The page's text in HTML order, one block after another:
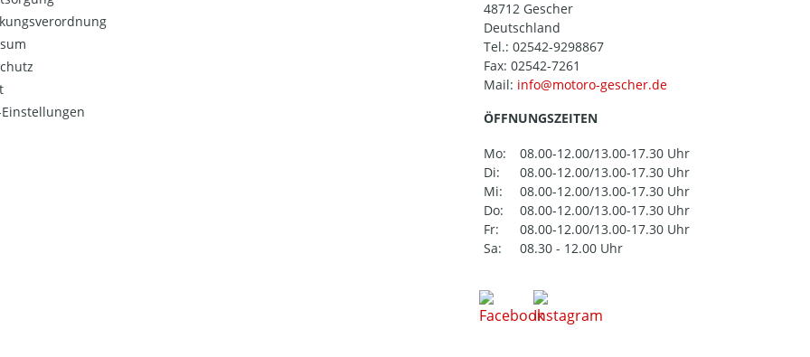
Einstellungen
48712 Gescher
Deutschland
Tel.: 02542-9298867
Fax: 02542-7261
Mail:
ÖFFNUNGSZEITEN
Mo:
08.00-12.00/13.00-17.30 Uhr
Di:
08.00-12.00/13.00-17.30 Uhr
Mi:
08.00-12.00/13.00-17.30 Uhr
Do:
08.00-12.00/13.00-17.30 Uhr
Fr:
08.00-12.00/13.00-17.30 Uhr
Sa:
08.30 - 12.00 Uhr